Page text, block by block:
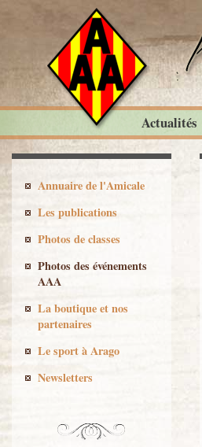
Actualités
Annuaire de l'Amicale
Les publications
Photos de classes
Photos des événements
AAA
La boutique et nos
partenaires
Le sport à Arago
Newsletters